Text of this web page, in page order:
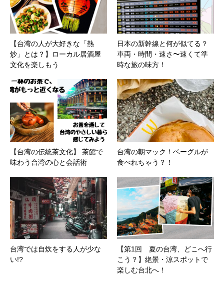
【台湾の人が大好きな「熱
炒」とは？】ローカル居酒屋
文化を楽しもう
日本の新幹線と何が似てる？
車両・時間・速さ〜速くて準
時な旅の味方！
【台湾の伝統茶文化】 茶館で
味わう台湾の心と会話術
台湾の朝マック！ベーグルが
食べれちゃう？！
台湾では自炊をする人が少な
い!?
【第1回 夏の台湾、どこへ行
こう？】絶景・涼スポットで
楽しむ台北へ！